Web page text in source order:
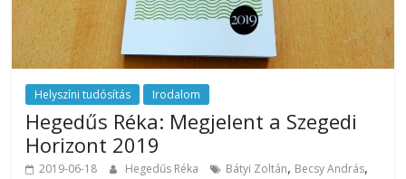
Helyszíni tudósítás Irodalom
Hegedűs Réka: Megjelent a Szegedi
Horizont 2019
2019-06-18 Hegedűs Réka Bátyi Zoltán, Becsy András,